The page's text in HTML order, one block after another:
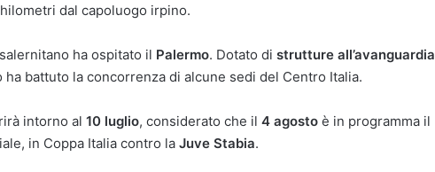
dal capoluogo irpino.
ha ospitato il Palermo. Dotato di strutture all’avanguardia
ha battuto la concorrenza di alcune sedi del Centro Italia.
intorno al 10 luglio, considerato che il 4 agosto è in programma il
in Coppa Italia contro la Juve Stabia.